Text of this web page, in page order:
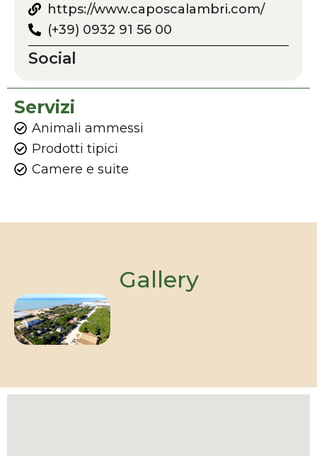
https://www.caposcalambri.com/
(+39) 0932 91 56 00
Social
Servizi
Animali ammessi
Prodotti tipici
Camere e suite
Gallery